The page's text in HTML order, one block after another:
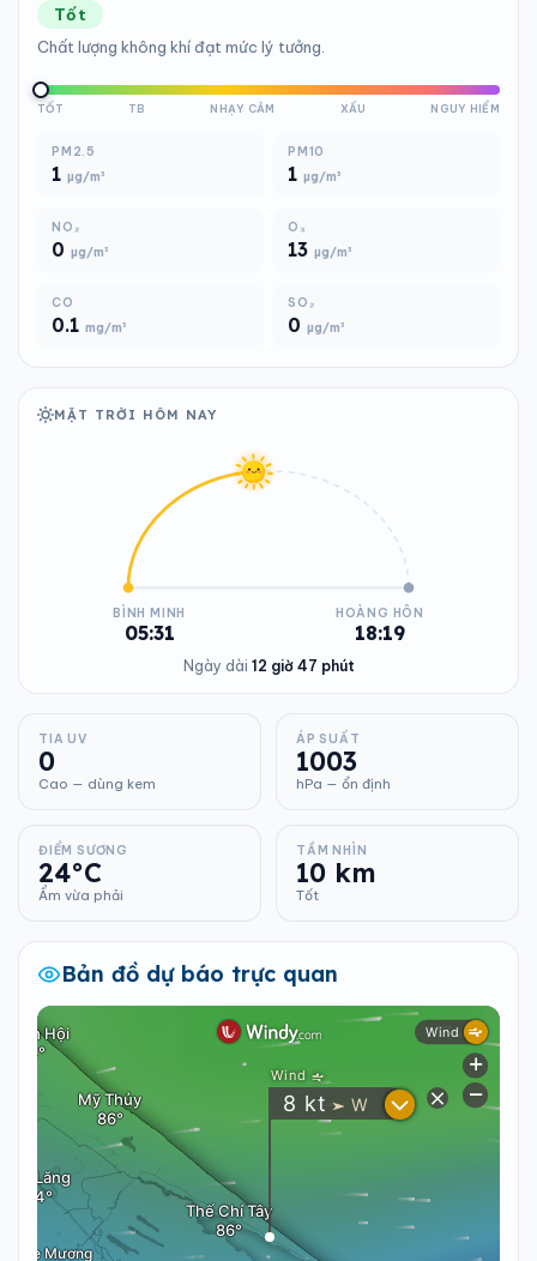
Tốt
Chất lượng không khí đạt mức lý tưởng.
TỐT TB NHẠY CẢM XẤU NGUY HIỂM
PM2.5
1 µg/m³
PM10
1 µg/m³
NO₂
0 µg/m³
O₃
13 µg/m³
CO
0.1 mg/m³
SO₂
0 µg/m³
MẶT TRỜI HÔM NAY
BÌNH MINH
05:31
HOÀNG HÔN
18:19
Ngày dài 12 giờ 47 phút
TIA UV
0
Cao — dùng kem
ÁP SUẤT
1003
hPa — ổn định
ĐIỂM SƯƠNG
24°C
Ẩm vừa phải
TẦM NHÌN
10 km
Tốt
Bản đồ dự báo trực quan